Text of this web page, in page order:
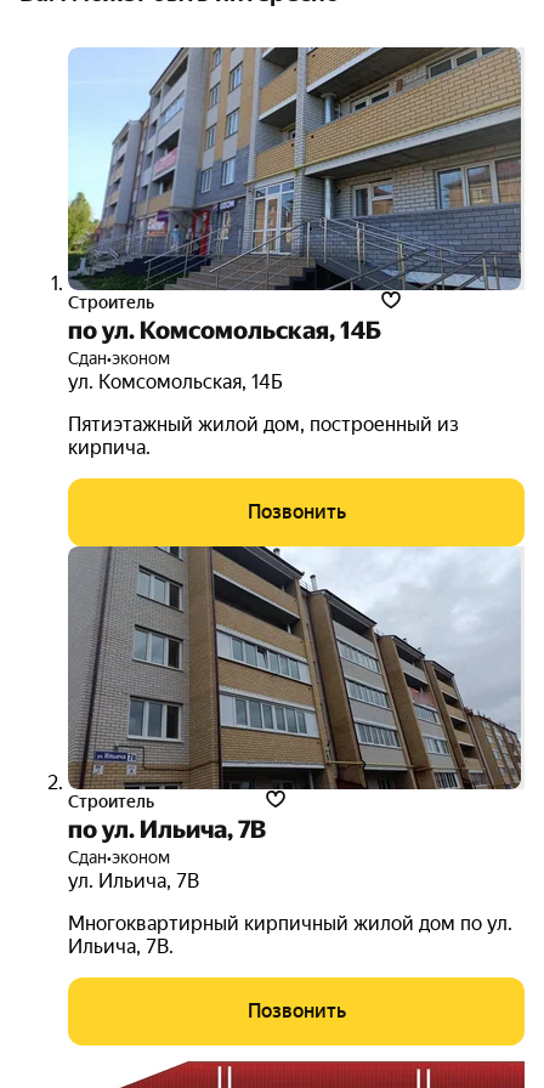
Строитель
по ул. Комсомольская, 14Б
Сдан•эконом
ул. Комсомольская, 14Б
Пятиэтажный жилой дом, построенный из
кирпича.
Позвонить
Строитель
по ул. Ильича, 7В
Сдан•эконом
ул. Ильича, 7В
Многоквартирный кирпичный жилой дом по ул.
Ильича, 7В.
Позвонить